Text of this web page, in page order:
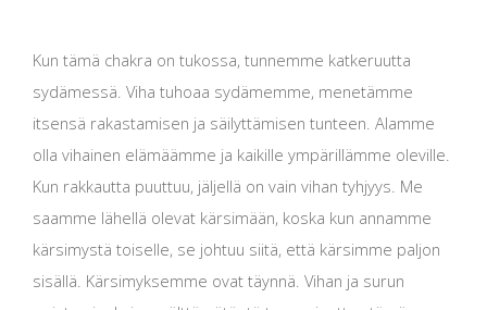
Kun tämä chakra on tukossa, tunnemme katkeruutta
sydämessä. Viha tuhoaa sydämemme, menetämme
itsensä rakastamisen ja säilyttämisen tunteen. Alamme
olla vihainen elämäämme ja kaikille ympärillämme oleville.
Kun rakkautta puuttuu, jäljellä on vain vihan tyhjyys. Me
saamme lähellä olevat kärsimään, koska kun annamme
kärsimystä toiselle, se johtuu siitä, että kärsimme paljon
sisällä. Kärsimyksemme ovat täynnä. Vihan ja surun